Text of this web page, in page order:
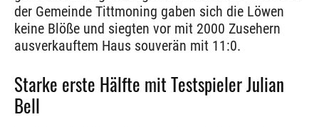
der Gemeinde Tittmoning gaben sich die Löwen
keine Blöße und siegten vor mit 2000 Zusehern
ausverkauftem Haus souverän mit 11:0.
Starke erste Hälfte mit Testspieler Julian
Bell